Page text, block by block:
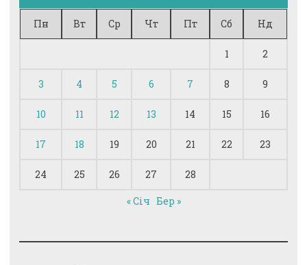
Пн Вт Ср Чт Пт Сб Нд
1 2
3 4 5 6 7 8 9
10 11 12 13 14 15 16
17 18 19 20 21 22 23
24 25 26 27 28
« Січ Бер »